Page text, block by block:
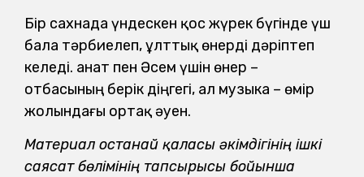
Бір сахнада үндескен қос жүрек бүгінде үш
бала тәрбиелеп, ұлттық өнерді дәріптеп
келеді. Қанат пен Әсем үшін өнер –
отбасының берік діңгегі, ал музыка – өмір
жолындағы ортақ әуен.
Материал Қостанай қаласы әкімдігінің ішкі
саясат бөлімінің тапсырысы бойынша